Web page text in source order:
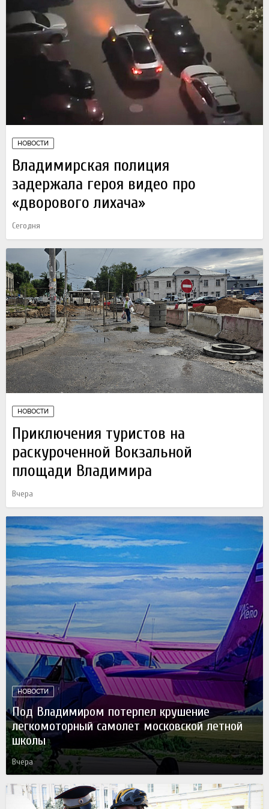
НОВОСТИ
Владимирская полиция
задержала героя видео про
«дворового лихача»
Сегодня
НОВОСТИ
Приключения туристов на
раскуроченной Вокзальной
площади Владимира
Вчера
НОВОСТИ
Под Владимиром потерпел крушение
легкомоторный самолет московской летной
школы
Вчера